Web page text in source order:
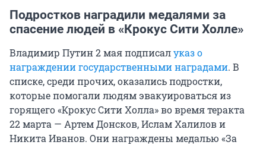
Подростков наградили медалями за
спасение людей в «Крокус Сити Холле»
Владимир Путин 2 мая подписалуказ о
награждении государственными наградами. В
списке, среди прочих, оказались подростки,
которые помогали людям эвакуироваться из
горящего «Крокус Сити Холла» во время теракта
22 марта — Артем Донсков, Ислам Халилов и
Никита Иванов. Они награждены медалью «За